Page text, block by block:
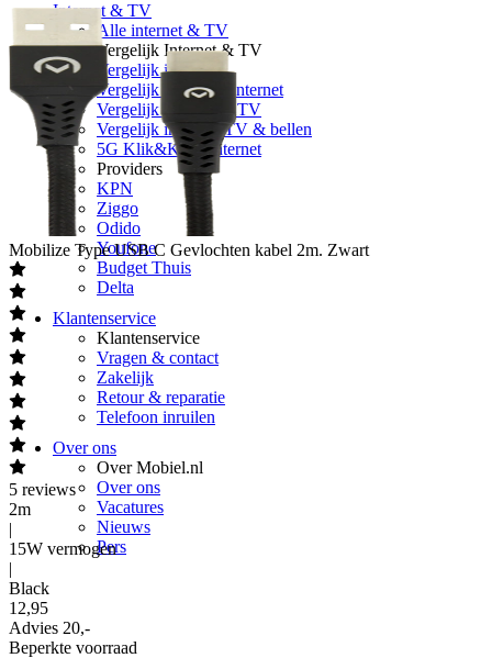
Internet & TV
Alle internet & TV
Vergelijk Internet & TV
Vergelijk internet
Vergelijk glasvezel internet
Vergelijk internet & TV
Vergelijk internet, TV & bellen
5G Klik&Klaar internet
Providers
KPN
Ziggo
Odido
Youfone
Budget Thuis
Delta
Klantenservice
Klantenservice
Vragen & contact
Zakelijk
Retour & reparatie
Telefoon inruilen
Over ons
Over Mobiel.nl
Over ons
Vacatures
Nieuws
Pers
Mobilize Type USB C Gevlochten kabel 2m. Zwart
5 reviews
2m
|
15W vermogen
|
Black
12,95
Advies 20,-
Beperkte voorraad